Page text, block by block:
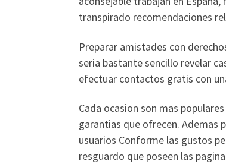
transpirado recomendaciones
Preparar amistades con
seria bastante sencillo revelar
efectuar contactos gratis con
Cada ocasion son mas
garantias que ofrecen. Ademas
usuarios Conforme las gustos
resguardo que poseen las